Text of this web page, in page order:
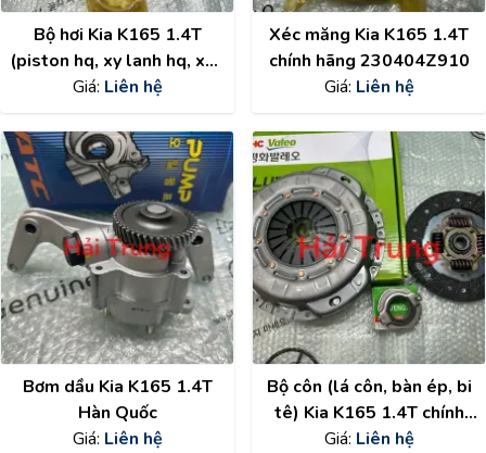
Bộ hơi Kia K165 1.4T
(piston hq, xy lanh hq, xéc
măng Mobis)
Giá: Liên hệ
Xéc măng Kia K165 1.4T
chính hãng 230404Z910
Giá: Liên hệ
Bơm dầu Kia K165 1.4T
Hàn Quốc
Giá: Liên hệ
Bộ côn (lá côn, bàn ép, bi
tê) Kia K165 1.4T chính
hãng Valeo
Giá: Liên hệ